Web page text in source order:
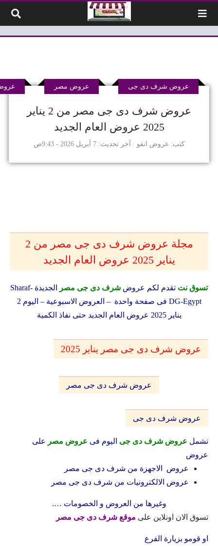
عروض شرف دى جى مصر من 2 يناير
2025 عروض العام الجديد
كتب عروض انفو
عروض شرف دى جى عروض مصر
آخر تحديث 7 أبريل 2026 - 9:43ص
مجلة عروض شرف دى جى مصر من 2
يناير 2025 عروض العام الجديد
تسوق نت تقدم لكم عروض شرف دى جى مصر
الجديدة Sharaf-
DG-Egypt فى صفحة واحدة – العروض الاسبوعية – اليوم 2
يناير 2025 عروض العام الجديد حتى نفاذ الكمية
عروض شرف دى جى مصر يناير 2025
عروض شرف دى جى مصر
عروض شرف دى جى
تشمل عروض شرف دى جى اليوم فى عروض مصر
على
عروض
عروض الاجهزة من شرف دى جى مصر
عروض الالكترونيات من شرف دى جى مصر
وغيرها من العروض و الخصومات ….
تسوق الان اونلاين على موقع شرف دى جى مصر
او قومو بزيارة الفرع